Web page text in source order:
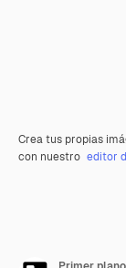
Crea tus propias
con nuestro editor